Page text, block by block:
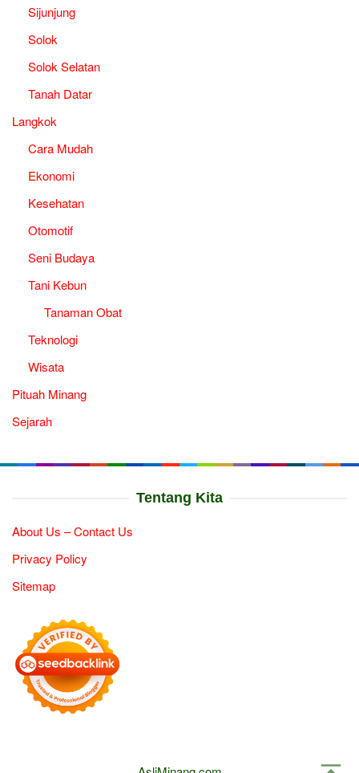
Sijunjung
Solok
Solok Selatan
Tanah Datar
Langkok
Cara Mudah
Ekonomi
Kesehatan
Otomotif
Seni Budaya
Tani Kebun
Tanaman Obat
Teknologi
Wisata
Pituah Minang
Sejarah
Tentang Kita
About Us – Contact Us
Privacy Policy
Sitemap